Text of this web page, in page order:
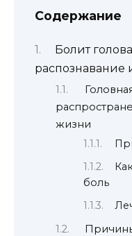
Содержание
Болит
распознавание
жизни
боль